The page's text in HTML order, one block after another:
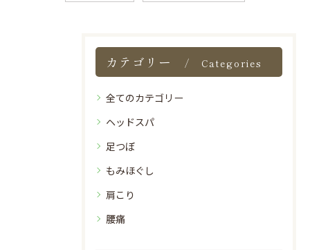
カテゴリー Categories
全てのカテゴリー
ヘッドスパ
足つぼ
もみほぐし
肩こり
腰痛